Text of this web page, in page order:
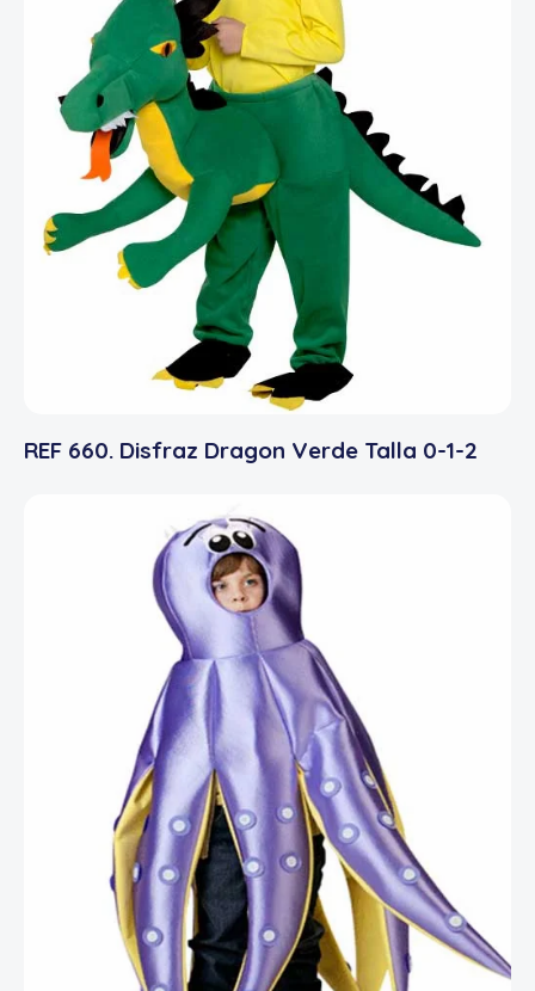
REF 660. Disfraz Dragon Verde Talla 0-1-2